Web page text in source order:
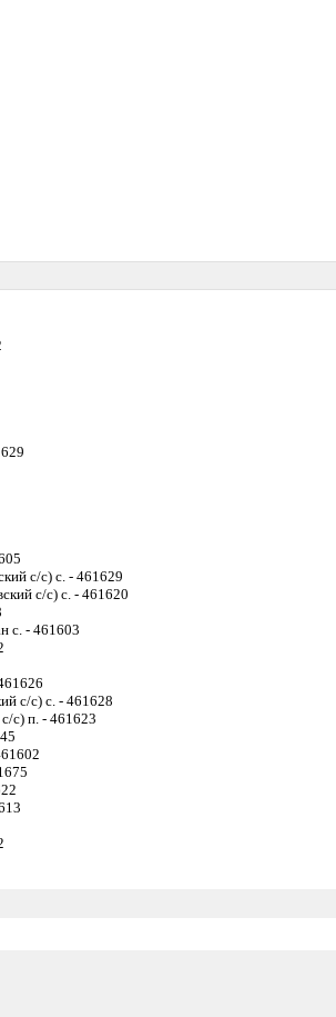
с/с) с. - 461629
с/с) с. - 461620
с. - 461603
с/с) с. - 461628
с) п. - 461623